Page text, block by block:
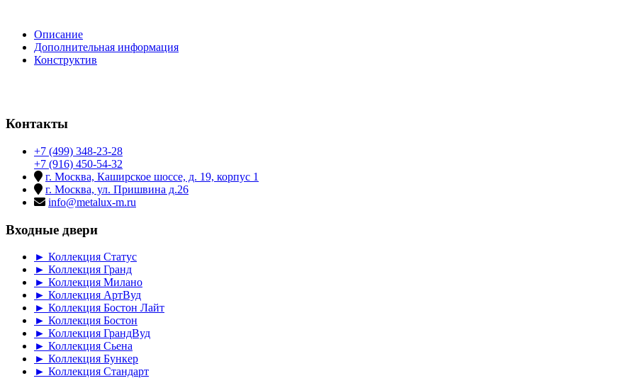
Описание
Дополнительная информация
Конструктив
Контакты
+7 (499) 348-23-28
+7 (916) 450-54-32
г. Москва, Каширское шоссе, д. 19, корпус 1
г. Москва, ул. Пришвина д.26
info@metalux-m.ru
Входные двери
► Коллекция Статус
► Коллекция Гранд
► Коллекция Милано
► Коллекция АртВуд
► Коллекция Бостон Лайт
► Коллекция Бостон
► Коллекция ГрандВуд
► Коллекция Сьена
► Коллекция Бункер
► Коллекция Стандарт